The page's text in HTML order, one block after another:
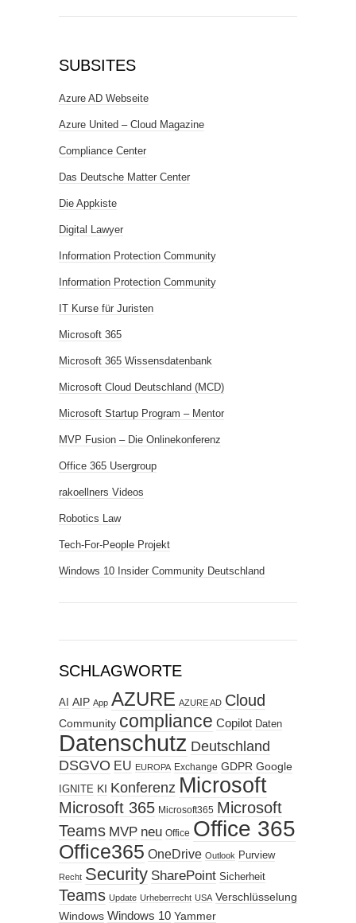
SUBSITES
Azure AD Webseite
Azure United – Cloud Magazine
Compliance Center
Das Deutsche Matter Center
Die Appkiste
Digital Lawyer
Information Protection Community
Information Protection Community
IT Kurse für Juristen
Microsoft 365
Microsoft 365 Wissensdatenbank
Microsoft Cloud Deutschland (MCD)
Microsoft Startup Program – Mentor
MVP Fusion – Die Onlinekonferenz
Office 365 Usergroup
rakoellners Videos
Robotics Law
Tech-For-People Projekt
Windows 10 Insider Community Deutschland
SCHLAGWORTE
AI AIP App AZURE AZURE AD Cloud
Community compliance Copilot Daten
Datenschutz Deutschland
DSGVO EU EUROPA Exchange GDPR Google
IGNITE KI Konferenz Microsoft
Microsoft 365 Microsoft365 Microsoft
Teams MVP neu Office Office 365
Office365 OneDrive Outlook Purview
Recht Security SharePoint Sicherheit
Teams Update Urheberrecht USA Verschlüsselung
Windows Windows 10 Yammer